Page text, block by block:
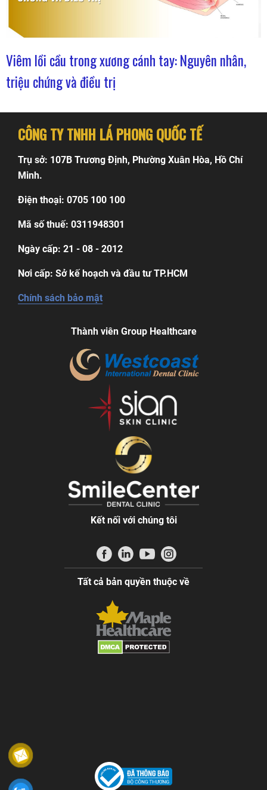
Viêm lồi cầu trong xương cánh tay: Nguyên nhân,
triệu chứng và điều trị
CÔNG TY TNHH LÁ PHONG QUỐC TẾ
Trụ sở: 107B Trương Định, Phường Xuân Hòa, Hồ Chí
Minh.
Điện thoại: 0705 100 100
Mã số thuế: 0311948301
Ngày cấp: 21 - 08 - 2012
Nơi cấp: Sở kế hoạch và đầu tư TP.HCM
Chính sách bảo mật
Thành viên Group Healthcare
Kết nối với chúng tôi
Tất cả bản quyền thuộc về